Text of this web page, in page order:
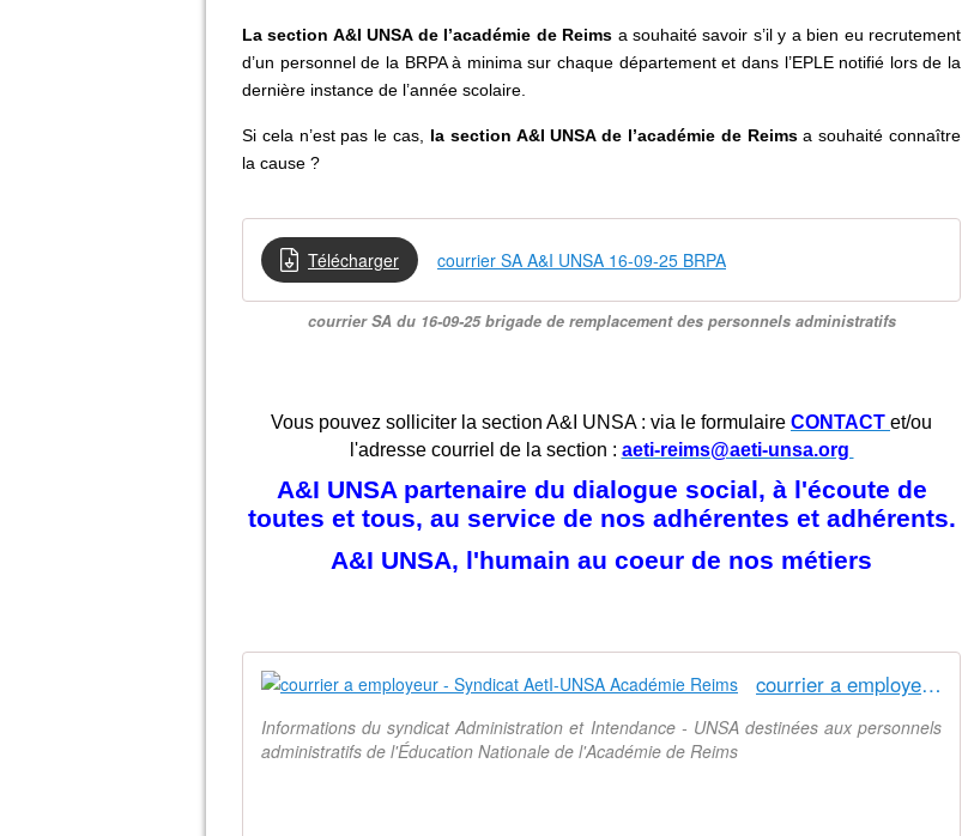
La section A&I UNSA de l’académie de Reims a souhaité savoir s’il y a bien eu recrutement
d’un personnel de la BRPA à minima sur chaque département et dans l’EPLE notifié lors de la
dernière instance de l’année scolaire.
Si cela n’est pas le cas, la section A&I UNSA de l’académie de Reimsa souhaité connaître
la cause ?
Télécharger courrier SA A&I UNSA 16-09-25 BRPA
courrier SA du 16-09-25 brigade de remplacement des personnels administratifs
Vous pouvez solliciter la section A&I UNSA : via le formulaire CONTACT et/ou
l'adresse courriel de la section : aeti-reims@aeti-unsa.org
A&I UNSA partenaire du dialogue social, à l'écoute de
toutes et tous, au service de nos adhérentes et adhérents.
A&I UNSA, l'humain au coeur de nos métiers
courrier a employeur - Syndicat AetI-UNSA Académie Reims
Informations du syndicat Administration et Intendance - UNSA destinées aux personnels
administratifs de l'Éducation Nationale de l'Académie de Reims